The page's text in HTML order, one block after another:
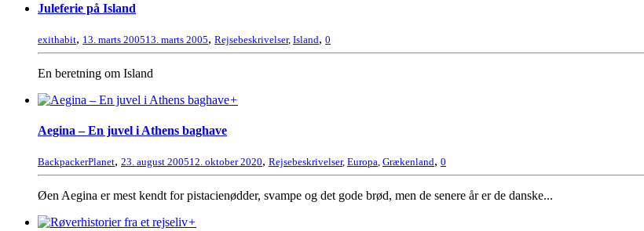
Juleferie på Island
exithabit, 13. marts 200513. marts 2005, Rejsebeskrivelser, Island, 0
En beretning om Island
+
Aegina – En juvel i Athens baghave
BackpackerPlanet, 23. august 200512. oktober 2020, Rejsebeskrivelser, Europa, Grækenland, 0
Øen Aegina er mest kendt for pistacienødder, svampe og det gode brød, men de senere år er de danske...
+